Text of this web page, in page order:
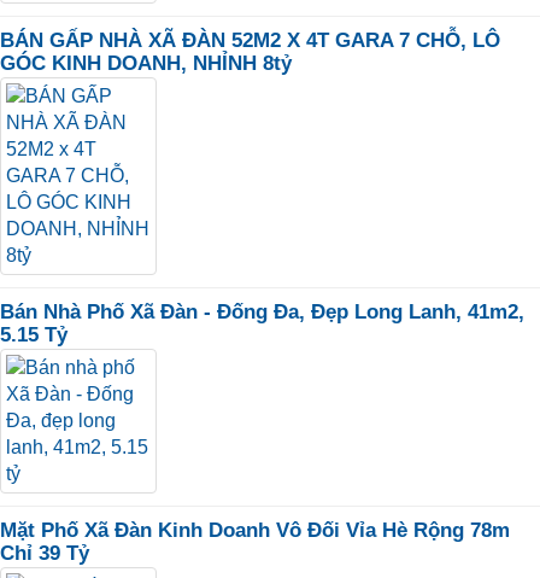
BÁN GẤP NHÀ XÃ ĐÀN 52M2 X 4T GARA 7 CHỖ, LÔ
GÓC KINH DOANH, NHỈNH 8tỷ
Bán Nhà Phố Xã Đàn - Đống Đa, Đẹp Long Lanh, 41m2,
5.15 Tỷ
Mặt Phố Xã Đàn Kinh Doanh Vô Đối Vỉa Hè Rộng 78m
Chỉ 39 Tỷ